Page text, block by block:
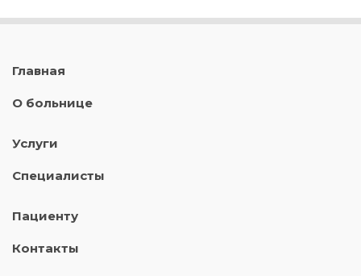
Главная
О больнице
Услуги
Специалисты
Пациенту
Контакты